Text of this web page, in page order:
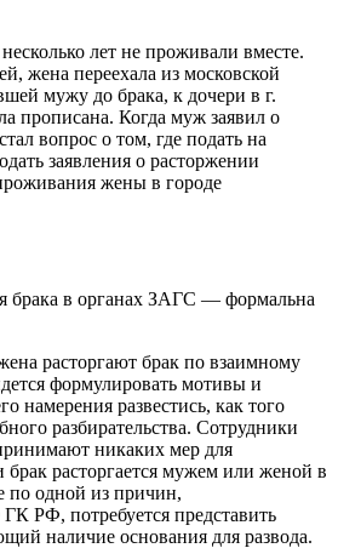
лет не проживали вместе.
жена переехала из московской
мужу до брака, к дочери в г.
прописана. Когда муж заявил о
вопрос о том, где подать на
заявления о расторжении
жены в городе
брака в органах ЗАГС — формальна
расторгают брак по взаимному
формулировать мотивы и
намерения развестись, как того
разбирательства. Сотрудники
никаких мер для
брак расторгается мужем или женой в
по одной из причин,
РФ, потребуется представить
наличие основания для развода.